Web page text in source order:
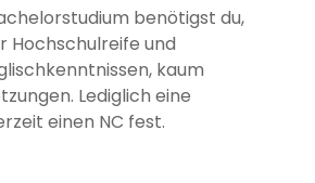
benötigst du,
Hochschulreife und
kaum
Lediglich eine
einen NC fest.